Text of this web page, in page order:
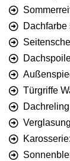
Dachfarbe
Türgriffe
Dachreling